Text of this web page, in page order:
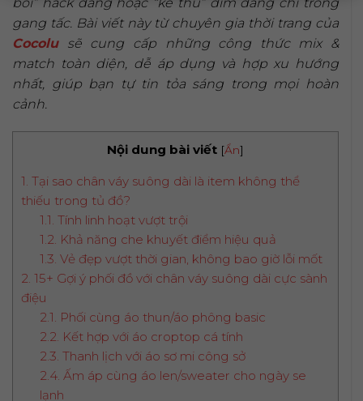
gang tấc. Bài viết này từ chuyên gia thời trang của
Cocolusẽ cung cấp những công thức mix &
match toàn diện, dễ áp dụng và hợp xu hướng
nhất, giúp bạn tự tin tỏa sáng trong mọi hoàn
cảnh.
Nội dung bài viết [Ẩn]
1. Tại sao chân váy suông dài là item không thể
thiếu trong tủ đồ?
1.1. Tính linh hoạt vượt trội
1.2. Khả năng che khuyết điểm hiệu quả
1.3. Vẻ đẹp vượt thời gian, không bao giờ lỗi mốt
2. 15+ Gợi ý phối đồ với chân váy suông dài cực sành
điệu
2.1. Phối cùng áo thun/áo phông basic
2.2. Kết hợp với áo croptop cá tính
2.3. Thanh lịch với áo sơ mi công sở
2.4. Ấm áp cùng áo len/sweater cho ngày se
lạnh